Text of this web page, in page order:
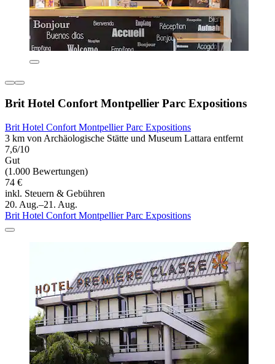
Brit Hotel Confort Montpellier Parc Expositions
Brit Hotel Confort Montpellier Parc Expositions
3 km von Archäologische Stätte und Museum Lattara entfernt
7,6/10
Gut
(1.000 Bewertungen)
74 €
inkl. Steuern & Gebühren
20. Aug.–21. Aug.
Brit Hotel Confort Montpellier Parc Expositions